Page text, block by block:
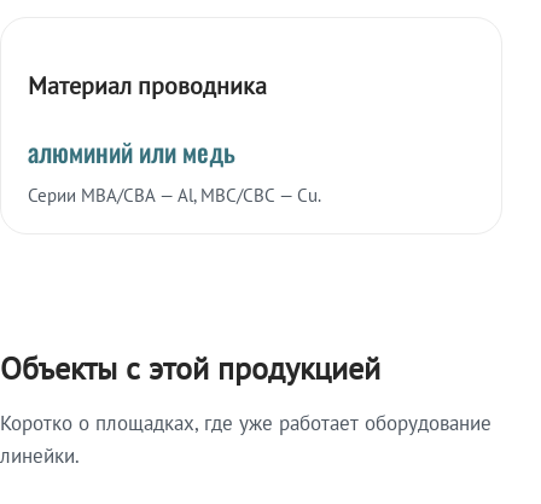
Материал проводника
алюминий или медь
Серии МВА/СВА — Al, МВС/СВС — Cu.
Объекты с этой продукцией
Коротко о площадках, где уже работает оборудование
линейки.